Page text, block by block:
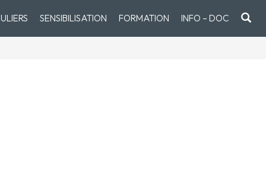
SENSIBILISATION FORMATION INFO – DOC